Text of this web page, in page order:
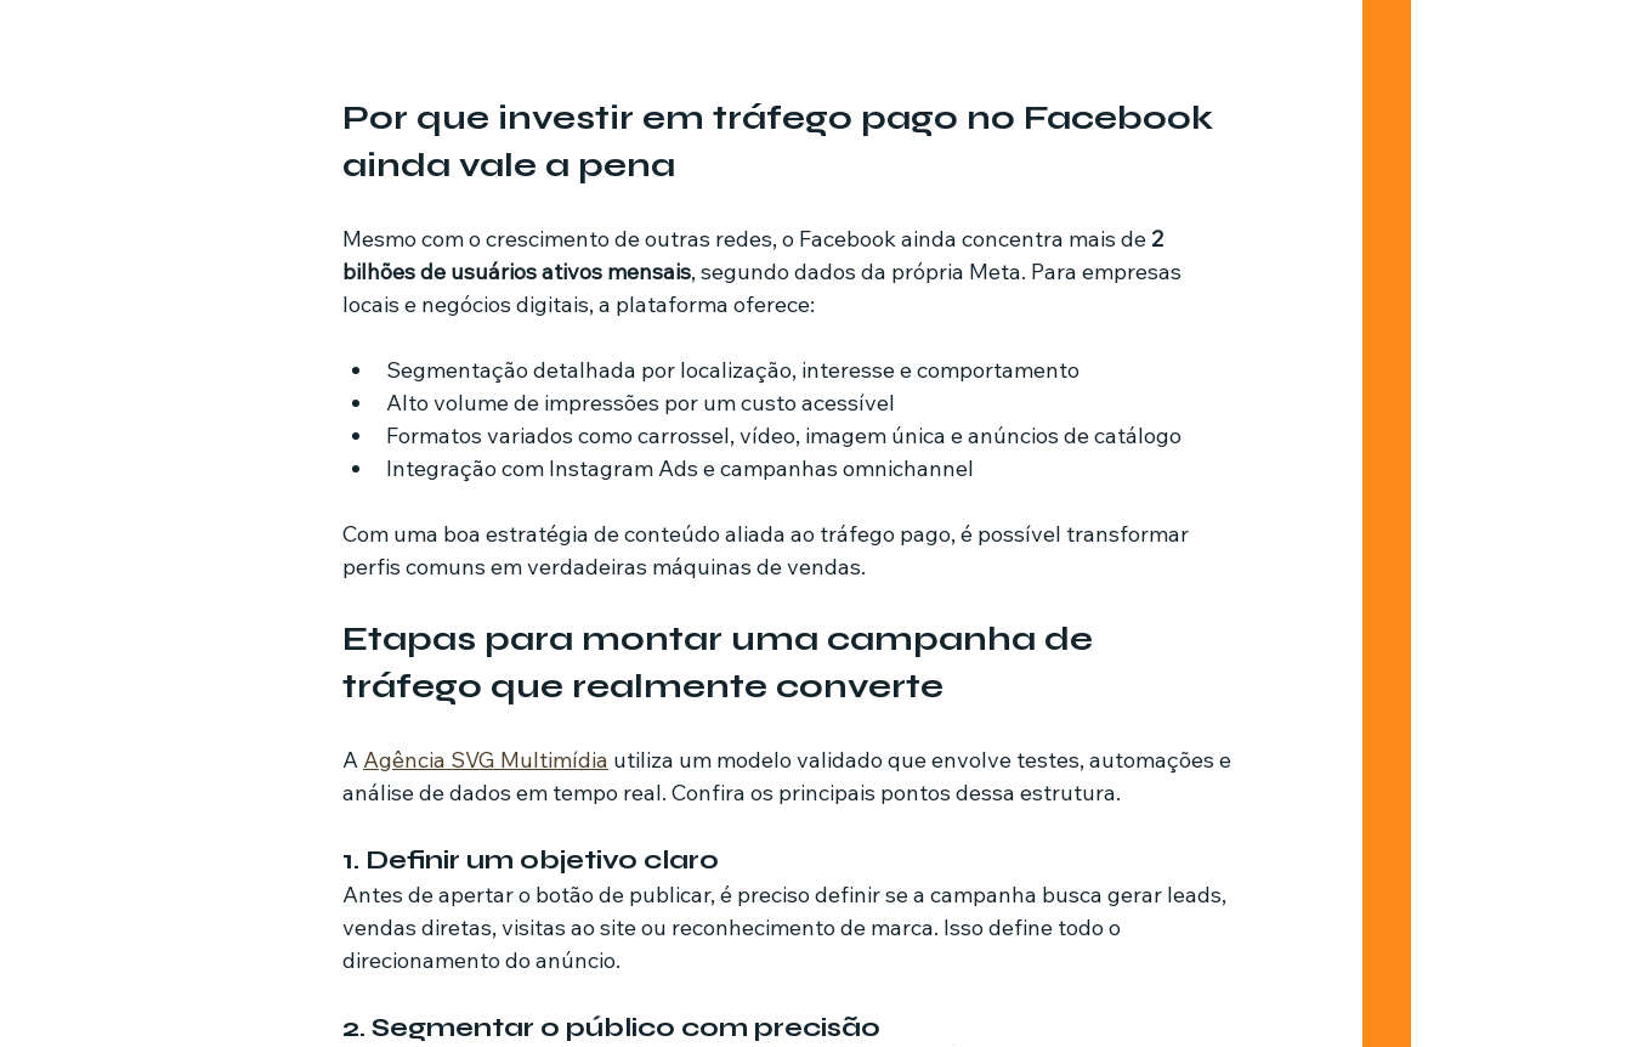
Por que investir em tráfego pago no Facebook
ainda vale a pena
Mesmo com o crescimento de outras redes, o Facebook ainda concentra mais de 2
bilhões de usuários ativos mensais, segundo dados da própria Meta. Para empresas
locais e negócios digitais, a plataforma oferece:
Segmentação detalhada por localização, interesse e comportamento
Alto volume de impressões por um custo acessível
Formatos variados como carrossel, vídeo, imagem única e anúncios de catálogo
Integração com Instagram Ads e campanhas omnichannel
Com uma boa estratégia de conteúdo aliada ao tráfego pago, é possível transformar
perfis comuns em verdadeiras máquinas de vendas.
Etapas para montar uma campanha de
tráfego que realmente converte
A Agência SVG Multimídia utiliza um modelo validado que envolve testes, automações e
análise de dados em tempo real. Confira os principais pontos dessa estrutura.
1. Definir um objetivo claro
Antes de apertar o botão de publicar, é preciso definir se a campanha busca gerar leads,
vendas diretas, visitas ao site ou reconhecimento de marca. Isso define todo o
direcionamento do anúncio.
2. Segmentar o público com precisão